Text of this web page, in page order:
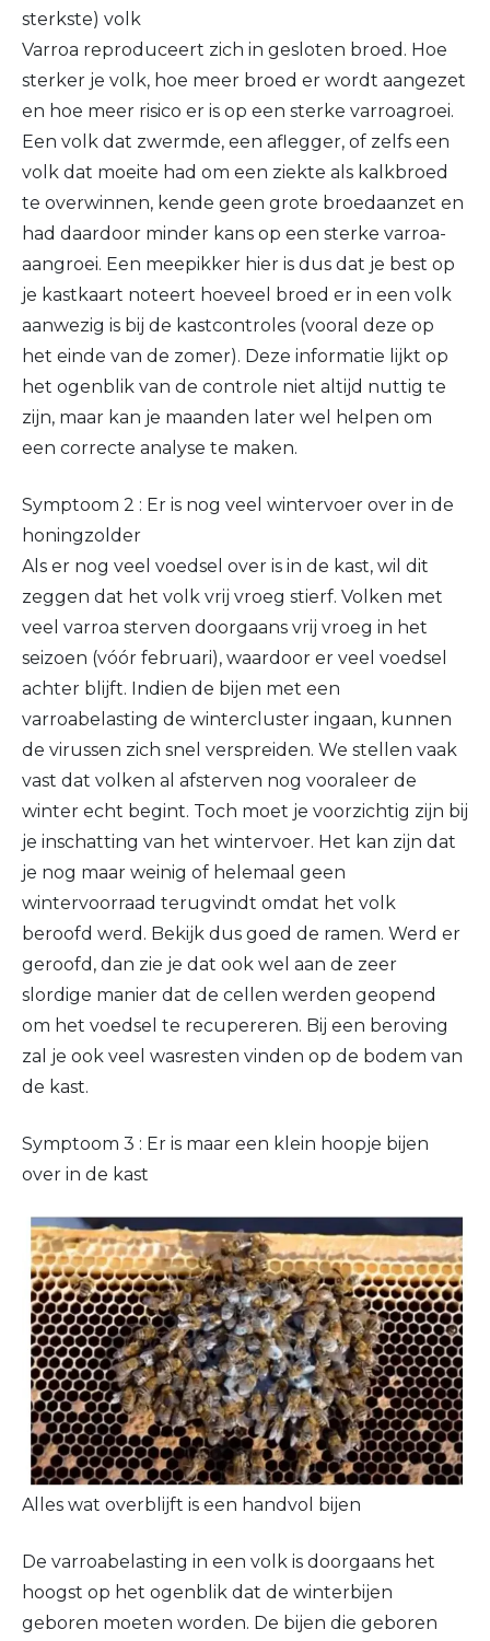
sterkste) volk
Varroa reproduceert zich in gesloten broed. Hoe
sterker je volk, hoe meer broed er wordt aangezet
en hoe meer risico er is op een sterke varroagroei.
Een volk dat zwermde, een aflegger, of zelfs een
volk dat moeite had om een ziekte als kalkbroed
te overwinnen, kende geen grote broedaanzet en
had daardoor minder kans op een sterke varroa-
aangroei. Een meepikker hier is dus dat je best op
je kastkaart noteert hoeveel broed er in een volk
aanwezig is bij de kastcontroles (vooral deze op
het einde van de zomer). Deze informatie lijkt op
het ogenblik van de controle niet altijd nuttig te
zijn, maar kan je maanden later wel helpen om
een correcte analyse te maken.
Symptoom 2 : Er is nog veel wintervoer over in de
honingzolder
Als er nog veel voedsel over is in de kast, wil dit
zeggen dat het volk vrij vroeg stierf. Volken met
veel varroa sterven doorgaans vrij vroeg in het
seizoen (vóór februari), waardoor er veel voedsel
achter blijft. Indien de bijen met een
varroabelasting de wintercluster ingaan, kunnen
de virussen zich snel verspreiden. We stellen vaak
vast dat volken al afsterven nog vooraleer de
winter echt begint. Toch moet je voorzichtig zijn bij
je inschatting van het wintervoer. Het kan zijn dat
je nog maar weinig of helemaal geen
wintervoorraad terugvindt omdat het volk
beroofd werd. Bekijk dus goed de ramen. Werd er
geroofd, dan zie je dat ook wel aan de zeer
slordige manier dat de cellen werden geopend
om het voedsel te recupereren. Bij een beroving
zal je ook veel wasresten vinden op de bodem van
de kast.
Symptoom 3 : Er is maar een klein hoopje bijen
over in de kast
Alles wat overblijft is een handvol bijen
De varroabelasting in een volk is doorgaans het
hoogst op het ogenblik dat de winterbijen
geboren moeten worden. De bijen die geboren